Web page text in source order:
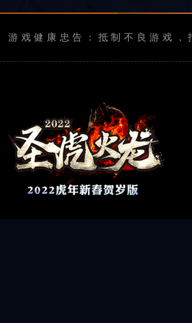
游戏健康忠告：抵制不良游戏